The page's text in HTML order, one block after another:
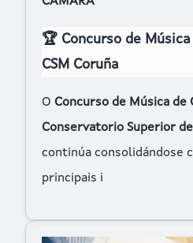
🏆 Concurso de
CSM Coruña
O Concurso de Música de
Conservatorio Superior
continúa consolidándose
principais i